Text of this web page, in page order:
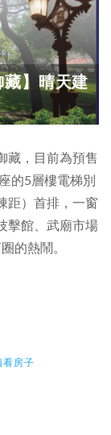
藏】晴天建
藏，目前為預售
的5層樓電梯別
距）首排，一窗
擊館、武廟市場
的熱鬧。
看房子